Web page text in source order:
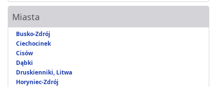
Miasta
Busko-Zdrój
Ciechocinek
Cisów
Dąbki
Druskienniki, Litwa
Horyniec-Zdrój